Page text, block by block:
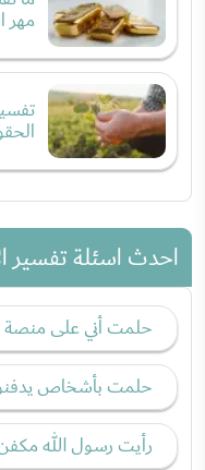
مهر
احدث اسئلة تفسير
حلمت أني على منصة
حلمت بأشخاص
رأيت رسول الله مكفن